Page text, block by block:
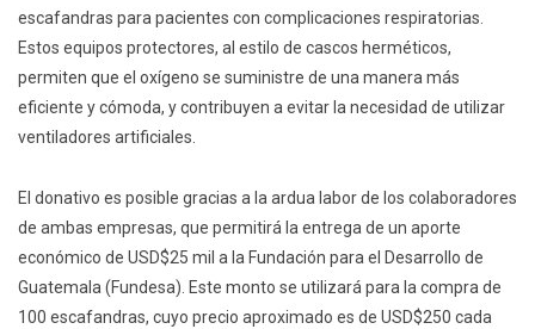
escafandras para pacientes con complicaciones respiratorias.
Estos equipos protectores, al estilo de cascos herméticos,
permiten que el oxígeno se suministre de una manera más
eficiente y cómoda, y contribuyen a evitar la necesidad de utilizar
ventiladores artificiales.
El donativo es posible gracias a la ardua labor de los colaboradores
de ambas empresas, que permitirá la entrega de un aporte
económico de USD$25 mil a la Fundación para el Desarrollo de
Guatemala (Fundesa). Este monto se utilizará para la compra de
100 escafandras, cuyo precio aproximado es de USD$250 cada